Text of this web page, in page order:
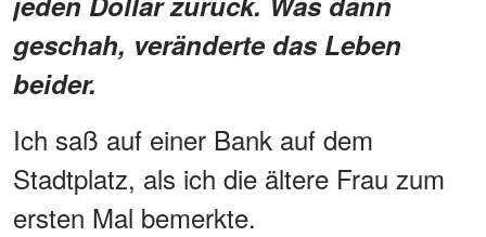
geschah, veränderte das Leben
beider.
Ich saß auf einer Bank auf dem
Stadtplatz, als ich die ältere Frau zum
ersten Mal bemerkte.